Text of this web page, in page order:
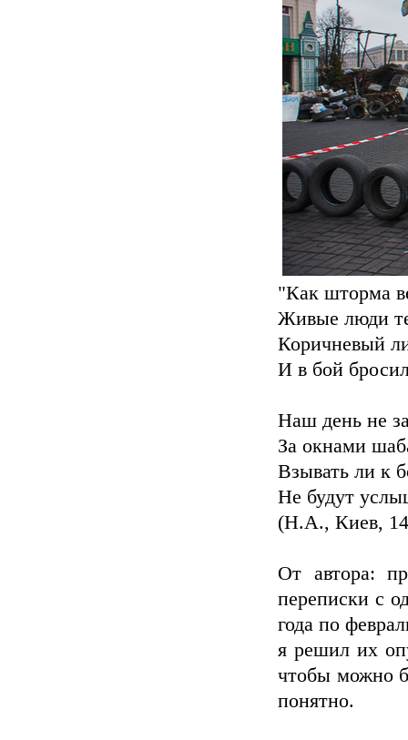
"Как шторма
Живые люди
Коричневый
И в бой
Наш день не
За окнами
Взывать ли к
Не будут
(Н.А., Киев,
От автора:
переписки с
года по
я решил их
чтобы можно
понятно.